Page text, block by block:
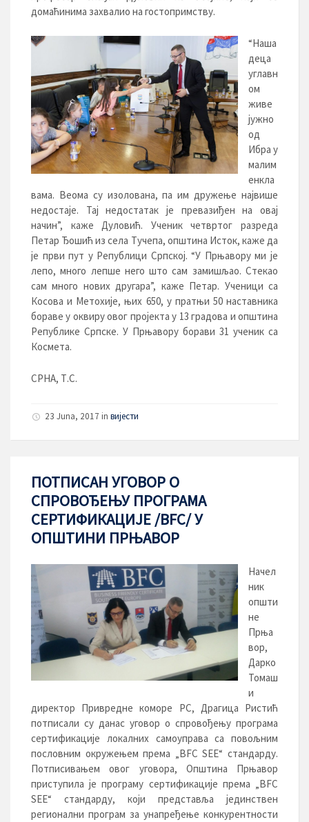
домаћинима захвалио на гостопримству.
“Наша
деца
углавн
ом
живе
јужно
од
Ибра у
малим
енкла
вама. Веома су изолована, па им дружење највише
недостаје. Тај недостатак је превазиђен на овај
начин”, каже Дуловић. Ученик четвртог разреда
Петар Ђошић из села Тучепа, општина Исток, каже да
је први пут у Републици Српској. “У Прњавору ми је
лепо, много лепше него што сам замишљао. Стекао
сам много нових другара”, каже Петар. Ученици са
Косова и Метохије, њих 650, у пратњи 50 наставника
бораве у оквиру овог пројекта у 13 градова и општина
Републике Српске. У Прњавору борави 31 ученик са
Космета.
СРНА, Т.С.
23 Juna, 2017 in вијести
ПОТПИСАН УГОВОР О
СПРОВОЂЕЊУ ПРОГРАМА
СЕРТИФИКАЦИЈЕ /BFC/ У
ОПШТИНИ ПРЊАВОР
Начел
ник
општи
не
Прња
вор,
Дарко
Томаш
и
директор Привредне коморе РС, Драгица Ристић
потписали су данас уговор о спровођењу програма
сертификације локалних самоуправа са повољним
пословним окружењем према „BFC SEE“ стандарду.
Потписивањем овог уговора, Општина Прњавор
приступила је програму сертификације према „BFC
SEE“ стандарду, који представља јединствен
регионални програм за унапређење конкурентности